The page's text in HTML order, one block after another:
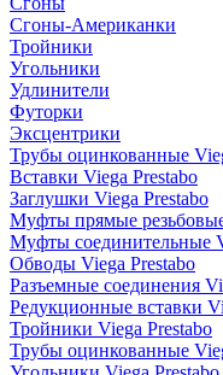
Сгоны-Американки
Тройники
Угольники
Удлинители
Футорки
Эксцентрики
Трубы оцинкованные
Вставки Viega Prestabo
Заглушки Viega Prestabo
Муфты прямые
Муфты соединительные
Обводы Viega Prestabo
Разъемные соединения
Редукционные вставки
Тройники Viega Prestabo
Трубы оцинкованные